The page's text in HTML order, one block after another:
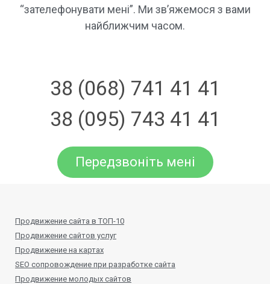
“зателефонувати мені”. Ми зв’яжемося з вами
найближчим часом.
38 (068) 741 41 41
38 (095) 743 41 41
Передзвоніть мені
Продвижение сайта в ТОП-10
Продвижение сайтов услуг
Продвижение на картах
SEO сопровождение при разработке сайта
Продвижение молодых сайтов